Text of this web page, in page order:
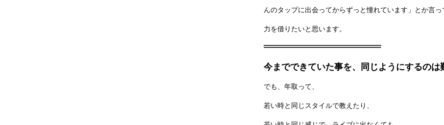
んのタップに出会ってからずっと憧れています」とか言っ
力を借りたいと思います。
今までできていた事を、同じようにするのは
でも、年取って、
若い時と同じスタイルで教えたり、